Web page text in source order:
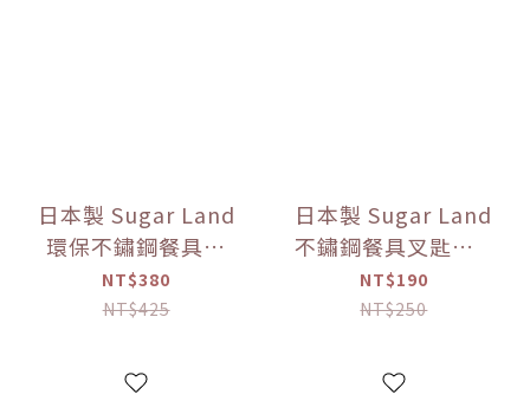
日本製 Sugar Land
環保不鏽鋼餐具組
（附收納盒） 多色
可選【優惠限定】
NT$380
NT$425
日本製 Sugar Land
不鏽鋼餐具叉匙組 5
款色可選【優惠限
定】
NT$190
NT$250